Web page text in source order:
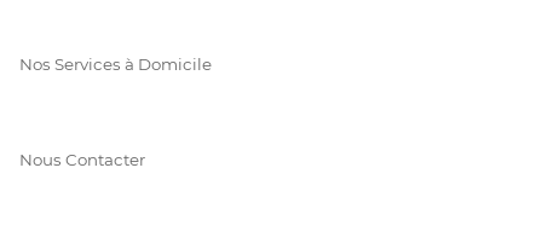
Nos Services à Domicile
Nous Contacter